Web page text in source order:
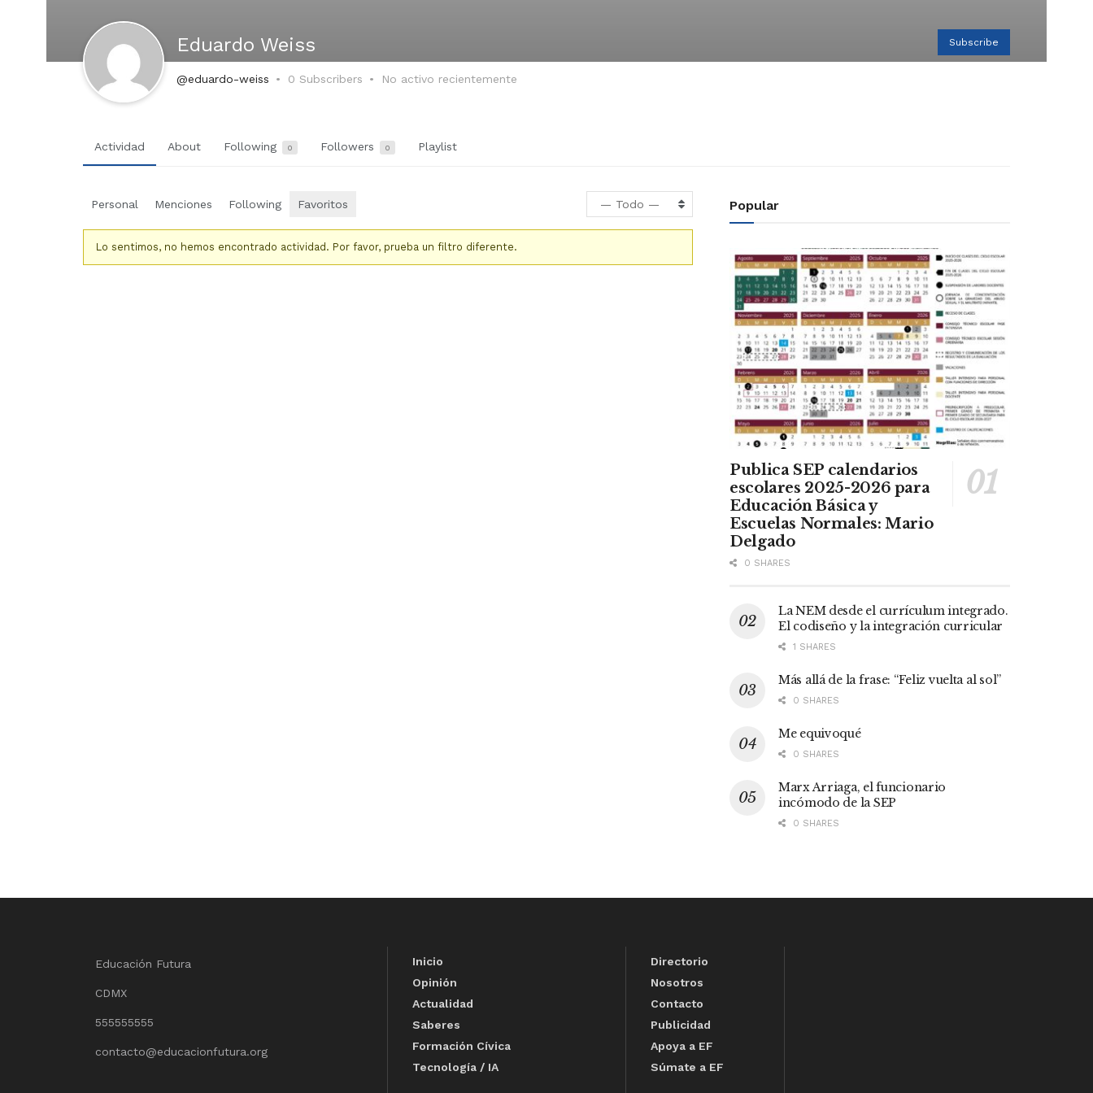
Eduardo Weiss Subscribe
@eduardo-weiss 0 Subscribers No activo recientemente
Actividad About Following 0 Followers 0 Playlist
Personal Menciones Following Favoritos — Todo —
Lo sentimos, no hemos encontrado actividad. Por favor, prueba un filtro diferente.
Popular
Publica SEP calendarios
escolares 2025-2026 para
Educación Básica y
Escuelas Normales: Mario
Delgado
0 SHARES
La NEM desde el currículum integrado.
El codiseño y la integración curricular
1 SHARES
Más allá de la frase: “Feliz vuelta al sol”
0 SHARES
Me equivoqué
0 SHARES
Marx Arriaga, el funcionario
incómodo de la SEP
0 SHARES
Educación Futura
CDMX
555555555
contacto@educacionfutura.org
Inicio
Opinión
Actualidad
Saberes
Formación Cívica
Tecnología / IA
Directorio
Nosotros
Contacto
Publicidad
Apoya a EF
Súmate a EF